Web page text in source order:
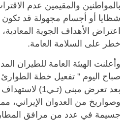
بالمواطنين والمقيمين عدم
شظايا أو أجسام مجهولة قد
اعتراض الأهداف الجوية
خطر على السلامة العامة.
وأعلنت الهيئة العامة للطيران
صباح اليوم " تفعيل خطة
بعد تعرض مبنى
وصواريخ من العدوان الإيراني،
جسيمة في عدد من مرافق